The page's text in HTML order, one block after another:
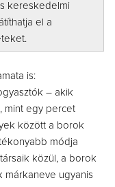
kereskedelmi
el a
is:
– akik
mint egy percet
között a borok
módja
közül, a borok
márkaneve ugyanis